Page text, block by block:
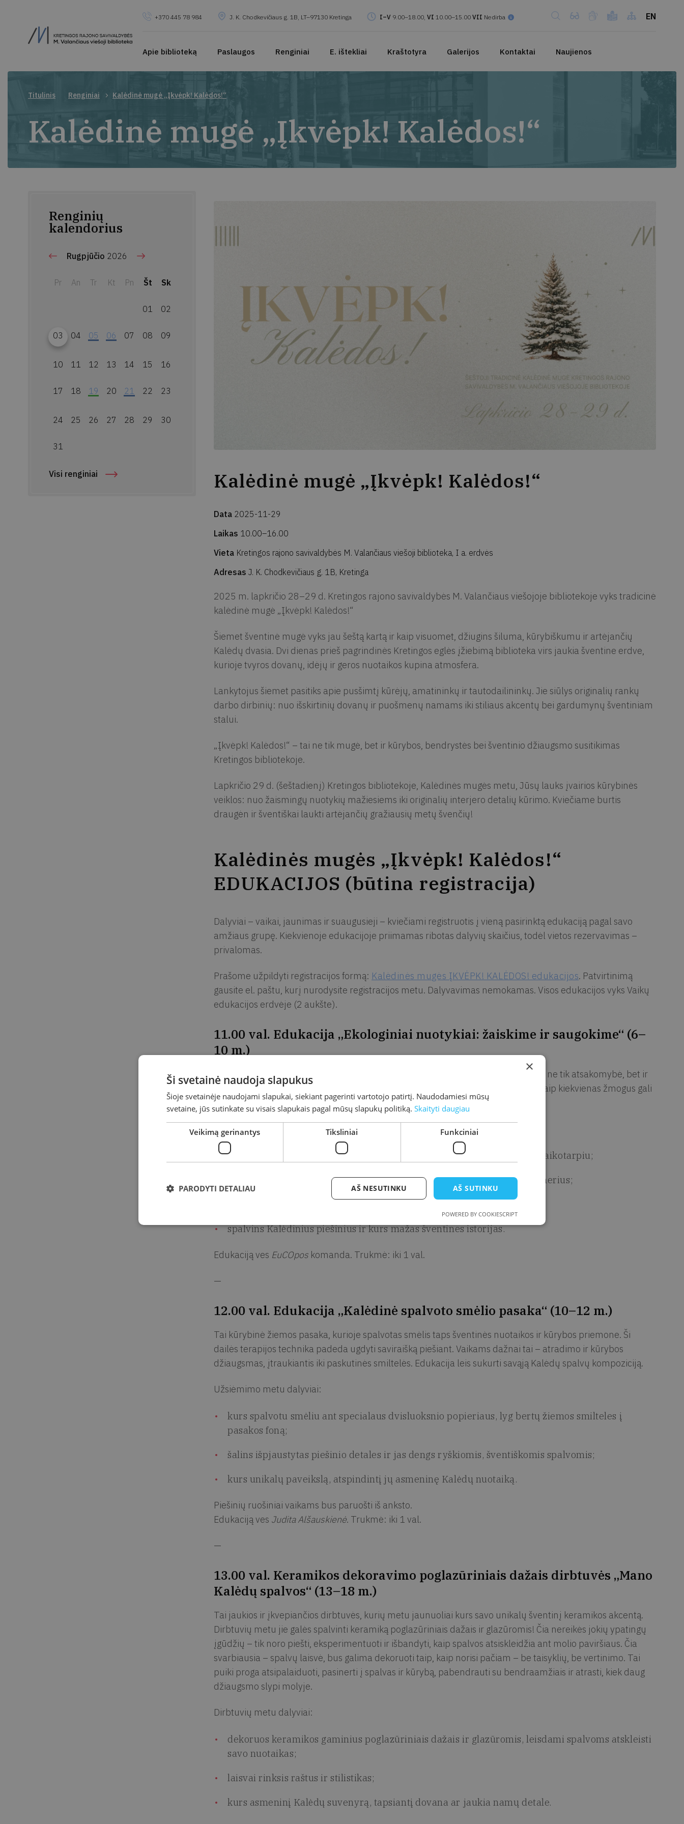
+370 445 78 984 J. K. Chodkevičiaus g. 1B, LT–97130 Kretinga I–V 9.00–18.00, VI 10.00–15.00 VII Nedirba EN
Apie biblioteką Paslaugos Renginiai E. ištekliai Kraštotyra Galerijos Kontaktai Naujienos
Titulinis Renginiai Kalėdinė mugė „Įkvėpk! Kalėdos!“
Kalėdinė mugė „Įkvėpk! Kalėdos!“
Renginių
kalendorius
Rugpjūčio 2026
Pr An Tr Kt Pn Št Sk
01 02
03 04 05 06 07 08 09
10 11 12 13 14 15 16
17 18 19 20 21 22 23
24 25 26 27 28 29 30
31
Visi renginiai Kalėdinė mugė „Įkvėpk! Kalėdos!“
Data 2025-11-29
Laikas 10.00–16.00
Vieta Kretingos rajono savivaldybės M. Valančiaus viešoji biblioteka, I a. erdvės
Adresas J. K. Chodkevičiaus g. 1B, Kretinga
2025 m. lapkričio 28–29 d. Kretingos rajono savivaldybės M. Valančiaus viešojoje bibliotekoje vyks tradicinė
kalėdinė mugė „Įkvėpk! Kalėdos!“
Šiemet šventinė mugė vyks jau šeštą kartą ir kaip visuomet, džiugins šiluma, kūrybiškumu ir artėjančių
Kalėdų dvasia. Dvi dienas prieš pagrindinės Kretingos eglės įžiebimą biblioteka virs jaukia šventine erdve,
kurioje tvyros dovanų, idėjų ir geros nuotaikos kupina atmosfera.
Lankytojus šiemet pasitiks apie pusšimtį kūrėjų, amatininkų ir tautodailininkų. Jie siūlys originalių rankų
darbo dirbinių: nuo išskirtinių dovanų ir puošmenų namams iki stiliaus akcentų bei gardumynų šventiniam
stalui.
„Įkvėpk! Kalėdos!“ – tai ne tik mugė, bet ir kūrybos, bendrystės bei šventinio džiaugsmo susitikimas
Kretingos bibliotekoje.
Lapkričio 29 d. (šeštadienį) Kretingos bibliotekoje, Kalėdinės mugės metu, Jūsų lauks įvairios kūrybinės
veiklos: nuo žaismingų nuotykių mažiesiems iki originalių interjero detalių kūrimo. Kviečiame burtis
draugėn ir šventiškai laukti artėjančių gražiausių metų švenčių!
Kalėdinės mugės „Įkvėpk! Kalėdos!“
EDUKACIJOS (būtina registracija)
Dalyviai – vaikai, jaunimas ir suaugusieji – kviečiami registruotis į vieną pasirinktą edukaciją pagal savo
amžiaus grupę. Kiekvienoje edukacijoje priimamas ribotas dalyvių skaičius, todėl vietos rezervavimas –
privalomas.
Prašome užpildyti registracijos formą: Kalėdinės mugės ĮKVĖPK! KALĖDOS! edukacijos. Patvirtinimą
gausite el. paštu, kurį nurodysite registracijos metu. Dalyvavimas nemokamas. Visos edukacijos vyks Vaikų
edukacijos erdvėje (2 aukšte).
11.00 val. Edukacija „Ekologiniai nuotykiai: žaiskime ir saugokime“ (6–
10 m.)
Tai žaisminga kalėdinė edukacija, kuri kvies vaikus patirti, kad rūpestis gamta yra ne tik atsakomybė, bet ir
šventiškas gerumo gestas. Artėjant gražiausioms metų šventėms vaikai tyrinės, kaip kiekvienas žmogus gali
tapti žiemos stebukladariu – saugančiu aplinką ir kuriančiu geresnį pasaulį.
Užsiėmimo metu vaikai:
sužinos, kas yra ekologija ir kodėl verta saugoti gamtą, ypač šventiniu laikotarpiu;
praktinėje užduotyje rūšiuos „žiemiškas“ atliekas į joms skirtus konteinerius;
spalvins Kalėdinius piešinius ir kurs mažas šventines istorijas.
Edukaciją ves EuCOpos komanda. Trukmė: iki 1 val.
—
12.00 val. Edukacija „Kalėdinė spalvoto smėlio pasaka“ (10–12 m.)
Tai kūrybinė žiemos pasaka, kurioje spalvotas smėlis taps šventinės nuotaikos ir kūrybos priemone. Ši
dailės terapijos technika padeda ugdyti saviraišką piešiant. Vaikams dažnai tai – atradimo ir kūrybos
džiaugsmas, įtraukiantis iki paskutinės smiltelės. Edukacija leis sukurti savąją Kalėdų spalvų kompoziciją.
Užsiėmimo metu dalyviai:
kurs spalvotu smėliu ant specialaus dvisluoksnio popieriaus, lyg bertų žiemos smilteles į
pasakos foną;
šalins išpjaustytas piešinio detales ir jas dengs ryškiomis, šventiškomis spalvomis;
kurs unikalų paveikslą, atspindintį jų asmeninę Kalėdų nuotaiką.
Piešinių ruošiniai vaikams bus paruošti iš anksto.
Edukaciją ves Judita Alšauskienė. Trukmė: iki 1 val.
—
13.00 val. Keramikos dekoravimo poglazūriniais dažais dirbtuvės „Mano
Kalėdų spalvos“ (13–18 m.)
Tai jaukios ir įkvepiančios dirbtuvės, kurių metu jaunuoliai kurs savo unikalų šventinį keramikos akcentą.
Dirbtuvių metu jie galės spalvinti keramiką poglazūriniais dažais ir glazūromis! Čia nereikės jokių ypatingų
įgūdžių – tik noro piešti, eksperimentuoti ir išbandyti, kaip spalvos atsiskleidžia ant molio paviršiaus. Čia
svarbiausia – spalvų laisvė, bus galima dekoruoti taip, kaip norisi pačiam – be taisyklių, be vertinimo. Tai
puiki proga atsipalaiduoti, pasinerti į spalvas ir kūrybą, pabendrauti su bendraamžiais ir atrasti, kiek daug
džiaugsmo slypi molyje.
Dirbtuvių metu dalyviai:
dekoruos keramikos gaminius poglazūriniais dažais ir glazūromis, leisdami spalvoms atskleisti
savo nuotaikas;
laisvai rinksis raštus ir stilistikas;
kurs asmeninį Kalėdų suvenyrą, tapsiantį dovana ar jaukia namų detale.
×
Ši svetainė naudoja slapukus
Šioje svetainėje naudojami slapukai, siekiant pagerinti vartotojo patirtį. Naudodamiesi mūsų
svetaine, jūs sutinkate su visais slapukais pagal mūsų slapukų politiką. Skaityti daugiau
Veikimą gerinantys Tiksliniai Funkciniai
AŠ SUTINKU
AŠ NESUTINKU
PARODYTI DETALIAU
POWERED BY COOKIESCRIPT